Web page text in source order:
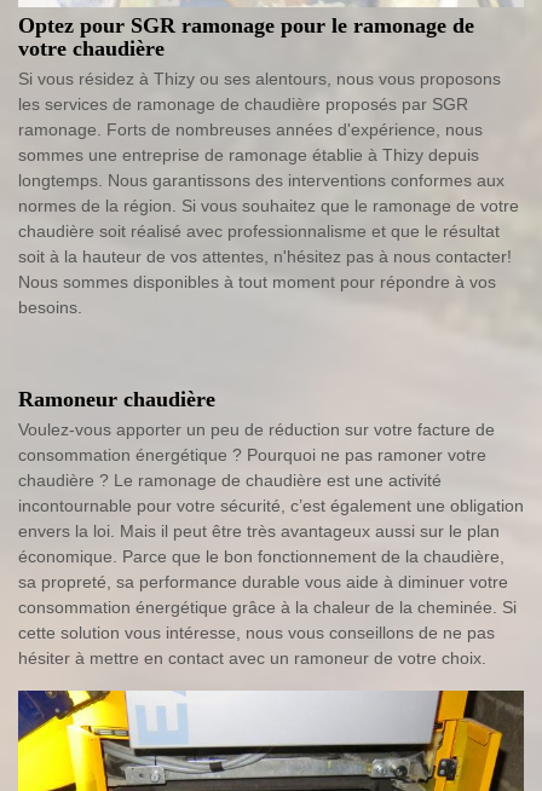
Optez pour SGR ramonage pour le ramonage de
votre chaudière
Si vous résidez à Thizy ou ses alentours, nous vous proposons
les services de ramonage de chaudière proposés par SGR
ramonage. Forts de nombreuses années d'expérience, nous
sommes une entreprise de ramonage établie à Thizy depuis
longtemps. Nous garantissons des interventions conformes aux
normes de la région. Si vous souhaitez que le ramonage de votre
chaudière soit réalisé avec professionnalisme et que le résultat
soit à la hauteur de vos attentes, n'hésitez pas à nous contacter!
Nous sommes disponibles à tout moment pour répondre à vos
besoins.
Ramoneur chaudière
Voulez-vous apporter un peu de réduction sur votre facture de
consommation énergétique ? Pourquoi ne pas ramoner votre
chaudière ? Le ramonage de chaudière est une activité
incontournable pour votre sécurité, c’est également une obligation
envers la loi. Mais il peut être très avantageux aussi sur le plan
économique. Parce que le bon fonctionnement de la chaudière,
sa propreté, sa performance durable vous aide à diminuer votre
consommation énergétique grâce à la chaleur de la cheminée. Si
cette solution vous intéresse, nous vous conseillons de ne pas
hésiter à mettre en contact avec un ramoneur de votre choix.